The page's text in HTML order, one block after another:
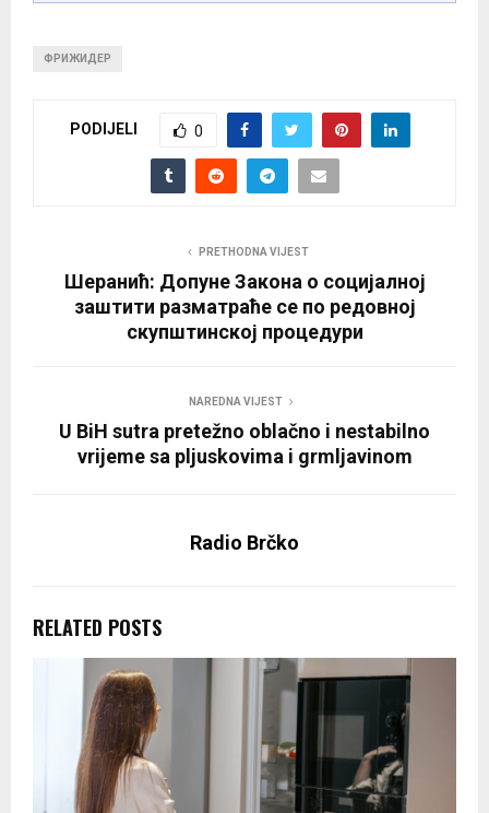
ФРИЖИДЕР
PODIJELI 0
PRETHODNA VIJEST
Шеранић: Допуне Закона о социјалној
заштити разматраће се по редовној
скупштинској процедури
NAREDNA VIJEST
U BiH sutra pretežno oblačno i nestabilno
vrijeme sa pljuskovima i grmljavinom
Radio Brčko
RELATED POSTS